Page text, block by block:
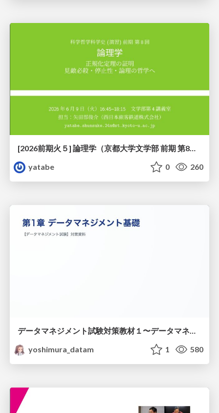
[2026前期火５] 論理学（京都大学文学部 前期 第8回）「正規化定理の証明」
yatabe
0 260
yoshimura_datam
1 580